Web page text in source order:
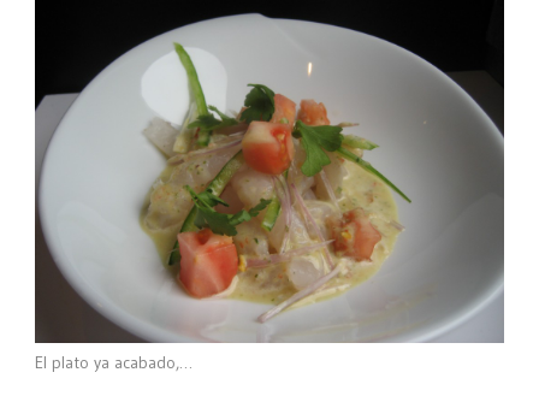
El plato ya acabado,…